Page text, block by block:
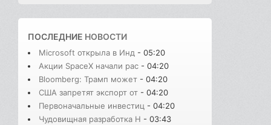
ПОСЛЕДНИЕ НОВОСТИ
Microsoft открыла в Инд - 05:20
Акции SpaceX начали рас - 04:20
Bloomberg: Трамп может - 04:20
США запретят экспорт от - 04:20
Первоначальные инвестиц - 04:20
Чудовищная разработка H - 03:43